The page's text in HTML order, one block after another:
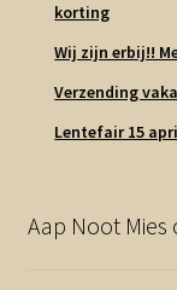
korting
Wij zijn erbij!!
Verzending
Lentefair 15
Aap Noot Mies